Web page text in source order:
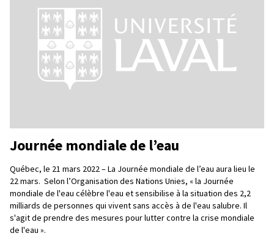
Journée mondiale de l’eau
Québec, le 21 mars 2022 – La Journée mondiale de l’eau aura lieu le
22 mars. Selon l’Organisation des Nations Unies, « la Journée
mondiale de l'eau célèbre l'eau et sensibilise à la situation des 2,2
milliards de personnes qui vivent sans accès à de l'eau salubre. Il
s'agit de prendre des mesures pour lutter contre la crise mondiale
de l'eau ».